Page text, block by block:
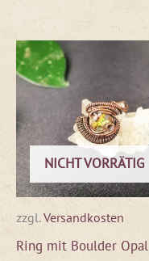
NICHT VORRÄTIG
zzgl.Versandkosten
Ring mit Boulder Opal